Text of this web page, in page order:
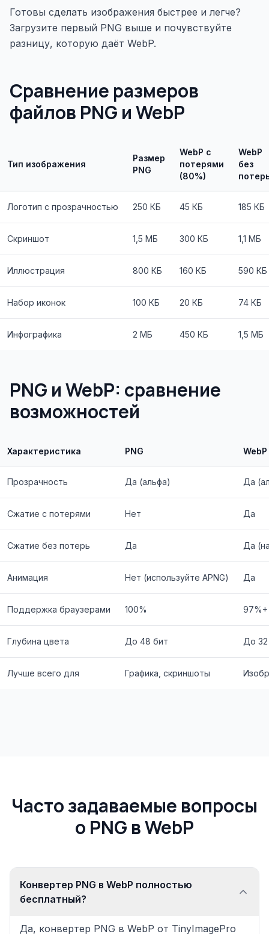
Готовы сделать изображения быстрее и легче?
Загрузите первый PNG выше и почувствуйте
разницу, которую даёт WebP.
Сравнение размеров
файлов PNG и WebP
Тип изображения
Размер
PNG
WebP с
потерями
(80%)
WebP
без
Логотип с прозрачностью 250 КБ 45 КБ 185 КБ
Скриншот 1,5 МБ 300 КБ 1,1 МБ
Иллюстрация 800 КБ 160 КБ 590 КБ
Набор иконок 100 КБ 20 КБ 74 КБ
Инфографика 2 МБ 450 КБ 1,5 МБ
PNG и WebP: сравнение
возможностей
Характеристика PNG WebP
Прозрачность Да (альфа) Да
Сжатие с потерями Нет Да
Сжатие без потерь Да Да
Анимация Нет (используйте APNG) Да
Поддержка браузерами 100% 97%+
Глубина цвета До 48 бит До 32
Лучше всего для Графика, скриншоты
Часто задаваемые вопросы
о PNG в WebP
Конвертер PNG в WebP полностью
бесплатный?
Да, конвертер PNG в WebP от TinyImagePro